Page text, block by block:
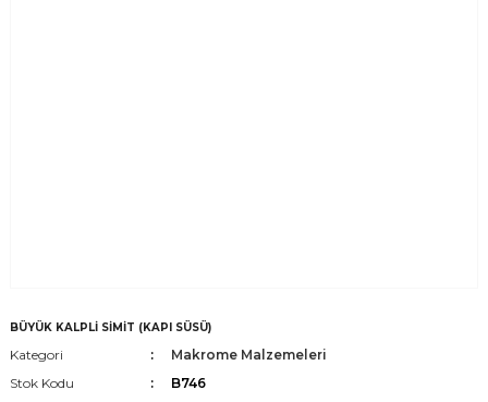
BÜYÜK KALPLİ SİMİT (KAPI SÜSÜ)
Kategori
Makrome Malzemeleri
Stok Kodu
B746